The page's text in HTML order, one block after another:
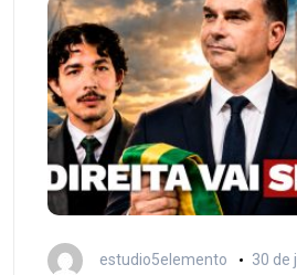
estudio5elemento 30 de